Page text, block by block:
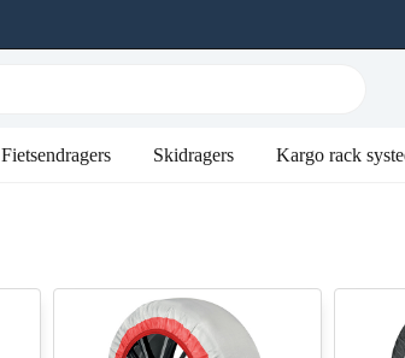
Fietsendragers Skidragers Kargo rack